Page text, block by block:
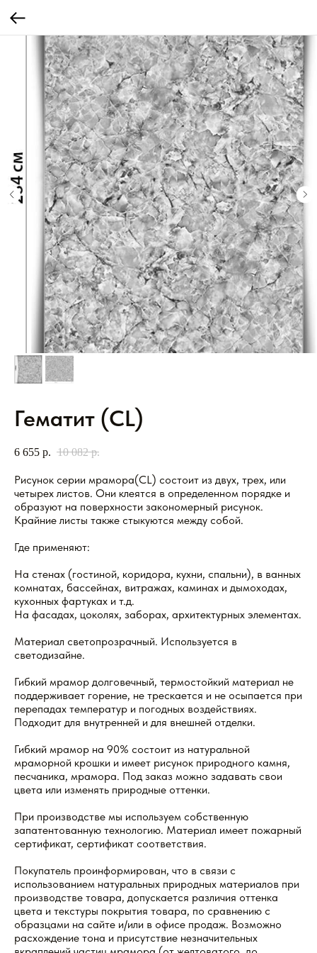
Гематит (CL)
6 655 р. 10 082 р.
Рисунок серии мрамора(CL) состоит из двух, трех, или
четырех листов. Они клеятся в определенном порядке и
образуют на поверхности закономерный рисунок.
Крайние листы также стыкуются между собой.
Где применяют:
На стенах (гостиной, коридора, кухни, спальни), в ванных
комнатах, бассейнах, витражах, каминах и дымоходах,
кухонных фартуках и т.д.
На фасадах, цоколях, заборах, архитектурных элементах.
Материал светопрозрачный. Используется в
светодизайне.
Гибкий мрамор долговечный, термостойкий материал не
поддерживает горение, не трескается и не осыпается при
перепадах температур и погодных воздействиях.
Подходит для внутренней и для внешней отделки.
Гибкий мрамор на 90% состоит из натуральной
мраморной крошки и имеет рисунок природного камня,
песчаника, мрамора. Под заказ можно задавать свои
цвета или изменять природные оттенки.
При производстве мы используем собственную
запатентованную технологию. Материал имеет пожарный
сертификат, сертификат соответствия.
Покупатель проинформирован, что в связи с
использованием натуральных природных материалов при
производстве товара, допускается различия оттенка
цвета и текстуры покрытия товара, по сравнению с
образцами на сайте и/или в офисе продаж. Возможно
расхождение тона и присутствие незначительных